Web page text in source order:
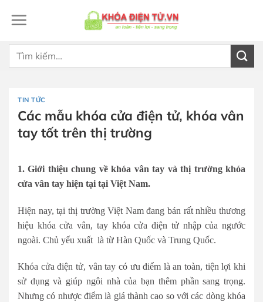
qua
dung
Tìm
TIN TỨC
Các mẫu khóa cửa điện tử, khóa vân
tay tốt trên thị trường
1. Giới thiệu chung về khóa vân tay và thị trường khóa
cửa vân tay hiện tại tại Việt Nam.
Hiện nay, tại thị trường Việt Nam đang bán rất nhiều thương
hiệu khóa cửa vân, tay khóa cửa điện tử nhập của ngước
ngoài. Chủ yếu xuất là từ Hàn Quốc và Trung Quốc.
Khóa cửa điện tử, vân tay có ưu điểm là an toàn, tiện lợi khi
sử dụng và giúp ngôi nhà của bạn thêm phần sang trọng.
Nhưng có nhược điểm là giá thành cao so với các dòng khóa